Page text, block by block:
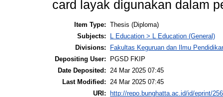
card layak digunakan dalam
Item Type: Thesis (Diploma)
Subjects:
L Education > L Education (General)
Divisions:
Fakultas Keguruan dan Ilmu
Depositing User:
PGSD FKIP
Date Deposited:
24 Mar 2025 07:45
Last Modified:
24 Mar 2025 07:45
URI:
http://repo.bunghatta.ac.id/id/eprint/